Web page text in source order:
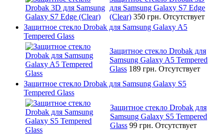
для Samsung Galaxy S7 Edge
(Clear) 350 грн. Отсутствует
Защитное стекло Drobak для Samsung Galaxy A5
Tempered Glass
Защитное стекло Drobak для
Samsung Galaxy A5 Tempered
Glass 189 грн. Отсутствует
Защитное стекло Drobak для Samsung Galaxy S5
Tempered Glass
Защитное стекло Drobak для
Samsung Galaxy S5 Tempered
Glass 99 грн. Отсутствует